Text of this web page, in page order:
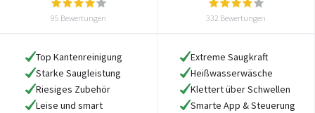
95 Bewertungen 332 Bewertungen
Top Kantenreinigung
Starke Saugleistung
Riesiges Zubehör
Leise und smart
Extreme Saugkraft
Heißwasserwäsche
Klettert über Schwellen
Smarte App & Steuerung